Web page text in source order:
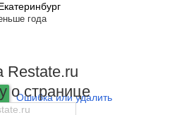
Restate.ru
года
Ошибка или удалить
о странице